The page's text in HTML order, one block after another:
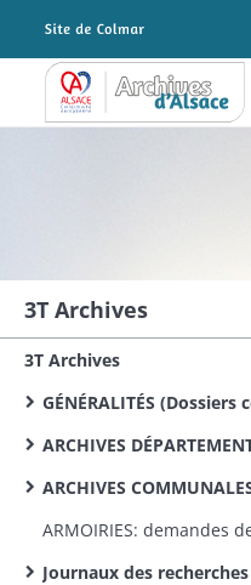
Archives Alsace - Colmar
3T Archives
3T Archives
GÉNÉRALITÉS (Dossiers communs
ARCHIVES
ARCHIVES
Journaux des recherches